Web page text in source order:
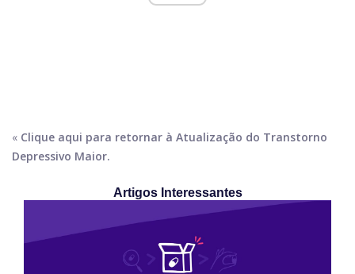
« Clique aqui para retornar à Atualização do Transtorno
Depressivo Maior.
Artigos Interessantes